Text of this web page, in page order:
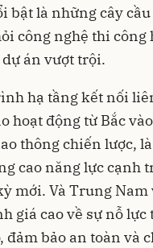
bật là những cây
công nghệ thi
án vượt trội.
hạ tầng kết nối
hoạt động từ Bắc
thông chiến lược,
cao năng lực cạnh
mới. Và Trung Nam
giá cao về sự nỗ
đảm bảo an toàn và